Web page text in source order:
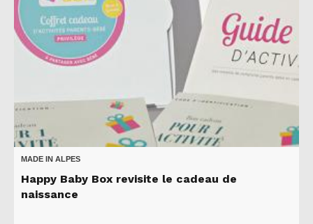
MADE IN ALPES
Happy Baby Box revisite le cadeau de
naissance